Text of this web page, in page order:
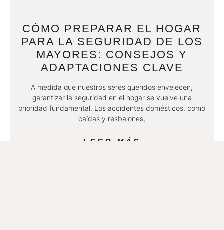
CÓMO PREPARAR EL HOGAR
PARA LA SEGURIDAD DE LOS
MAYORES: CONSEJOS Y
ADAPTACIONES CLAVE
A medida que nuestros seres queridos envejecen,
garantizar la seguridad en el hogar se vuelve una
prioridad fundamental. Los accidentes domésticos, como
caídas y resbalones,
LEER MÁS